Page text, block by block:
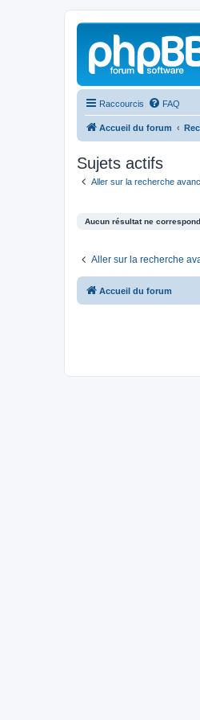
Raccourcis FAQ
Accueil du forum
Sujets actifs
Aller sur la recherche
Aucun résultat ne
Aller sur la recherche
Accueil du forum